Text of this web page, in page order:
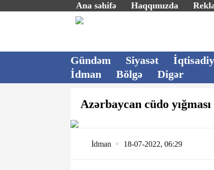
Ana səhifə Haqqımızda
Gündəm Siyasət
İdman
Bölgə Digər
Azərbaycan cüdo
İdman 18-07-2022, 06:29